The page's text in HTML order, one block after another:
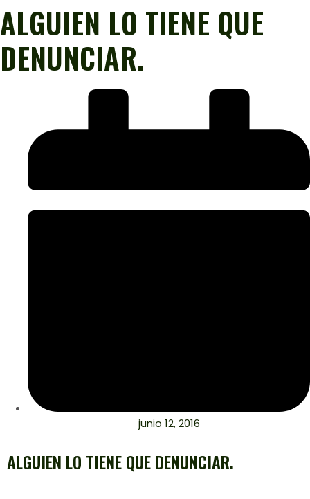
ALGUIEN LO TIENE QUE
DENUNCIAR.
junio 12, 2016
ALGUIEN LO TIENE QUE DENUNCIAR.